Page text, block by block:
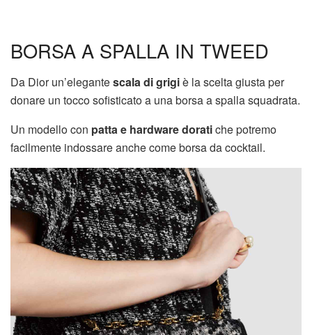
BORSA A SPALLA IN TWEED
Da Dior un’elegantescala di grigiè la scelta giusta per
donare un tocco sofisticato a una borsa a spalla squadrata.
Un modello con patta e hardware doratiche potremo
facilmente indossare anche come borsa da cocktail.